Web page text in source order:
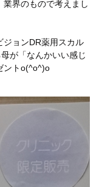
界のもので考えまし
ジョンDR薬用スカル
が「なんかいい感じ
ントo(^o^)o